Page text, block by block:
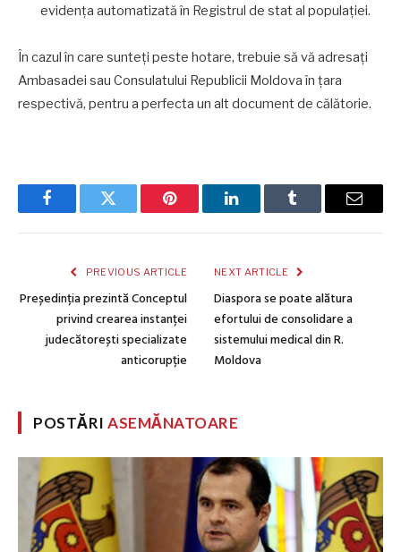
evidența automatizată în Registrul de stat al populației.
În cazul în care sunteți peste hotare, trebuie să vă adresați
Ambasadei sau Consulatului Republicii Moldova în țara
respectivă, pentru a perfecta un alt document de călătorie.
FacebookTwitter Pinterest LinkedInTumblr Email
PREVIOUS ARTICLE
Președinția prezintă Conceptul
privind crearea instanței
judecătorești specializate
anticorupție
NEXT ARTICLE
Diaspora se poate alătura
efortului de consolidare a
sistemului medical din R.
Moldova
POSTĂRIASEMĂNATOARE